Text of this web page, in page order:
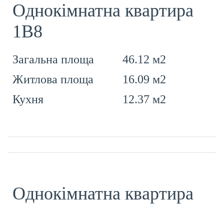
Однокімнатна квартира
1В8
Загальна площа
46.12 м2
Житлова площа
16.09 м2
Кухня
12.37 м2
Однокімнатна квартира